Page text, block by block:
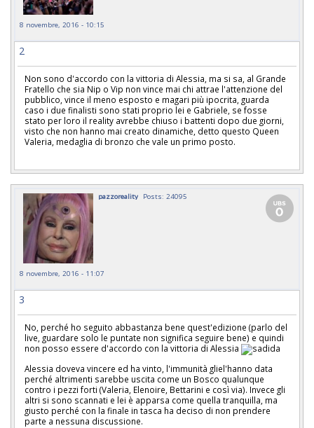
8 novembre, 2016 - 10:15
2
Non sono d'accordo con la vittoria di Alessia, ma si sa, al Grande
Fratello che sia Nip o Vip non vince mai chi attrae l'attenzione del
pubblico, vince il meno esposto e magari più ipocrita, guarda
caso i due finalisti sono stati proprio lei e Gabriele, se fosse
stato per loro il reality avrebbe chiuso i battenti dopo due giorni,
visto che non hanno mai creato dinamiche, detto questo Queen
Valeria, medaglia di bronzo che vale un primo posto.
pazzoreality Posts: 24095
8 novembre, 2016 - 11:07
3
No, perché ho seguito abbastanza bene quest'edizione (parlo del
live, guardare solo le puntate non significa seguire bene) e quindi
non posso essere d'accordo con la vittoria di Alessia
Alessia doveva vincere ed ha vinto, l'immunità gliel'hanno data
perché altrimenti sarebbe uscita come un Bosco qualunque
contro i pezzi forti (Valeria, Elenoire, Bettarini e così via). Invece gli
altri si sono scannati e lei è apparsa come quella tranquilla, ma
giusto perché con la finale in tasca ha deciso di non prendere
parte a nessuna discussione.